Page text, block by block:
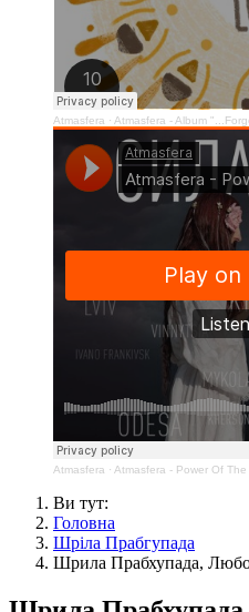
Atmasfera · Atmasfera - Album
Atmasfera · Atmasfera - Power Of
Ви тут:
Головна
Шріла Прабгупада
Шрила Прабхупада,